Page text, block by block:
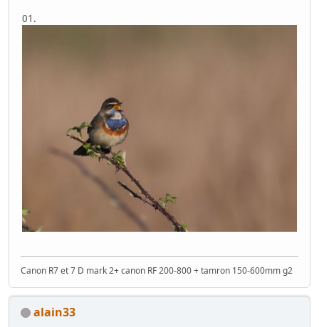
01.
Canon R7 et 7 D mark 2+ canon RF 200-800 + tamron 150-600mm g2
alain33